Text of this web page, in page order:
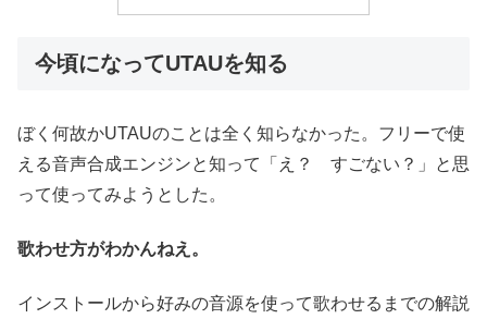
今頃になってUTAUを知る
ぼく何故かUTAUのことは全く知らなかった。フリーで使
える音声合成エンジンと知って「え？ すごない？」と思
って使ってみようとした。
歌わせ方がわかんねえ。
インストールから好みの音源を使って歌わせるまでの解説